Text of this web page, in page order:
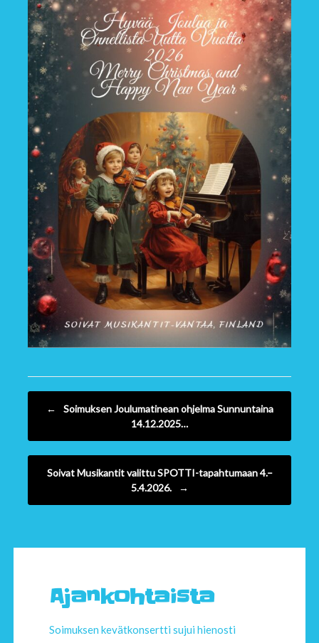
←
Soimuksen Joulumatinean ohjelma Sunnuntaina
14.12.2025…
Soivat Musikantit valittu SPOTTI-tapahtumaan 4.–
5.4.2026.
→
Ajankohtaista
Soimuksen kevätkonsertti sujui hienosti